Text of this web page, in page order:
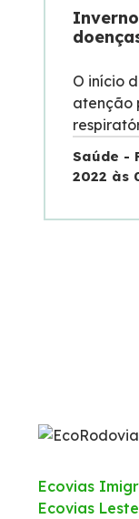
O início
atenção
Saúde -
2022 às
Ecovias
Ecovias